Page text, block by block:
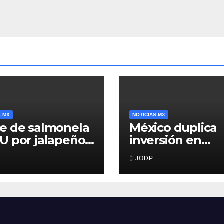
MX
de salmonela
por jalapeños
deja 345
y 36
NOTICIAS MX
México duplica
inversión en
primera
pero solo
2.53% del gasto
JODP